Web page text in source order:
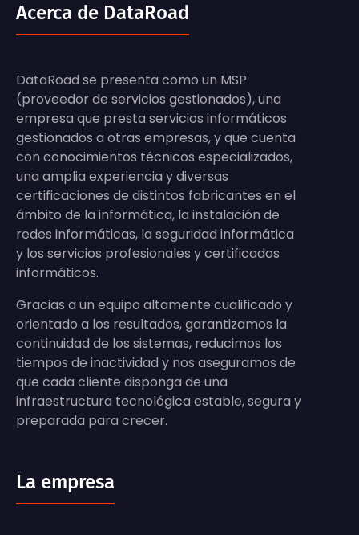
Acerca de DataRoad
DataRoad se presenta como un MSP
(proveedor de servicios gestionados), una
empresa que presta servicios informáticos
gestionados a otras empresas, y que cuenta
con conocimientos técnicos especializados,
una amplia experiencia y diversas
certificaciones de distintos fabricantes en el
ámbito de la informática, la instalación de
redes informáticas, la seguridad informática
y los servicios profesionales y certificados
informáticos.
Gracias a un equipo altamente cualificado y
orientado a los resultados, garantizamos la
continuidad de los sistemas, reducimos los
tiempos de inactividad y nos aseguramos de
que cada cliente disponga de una
infraestructura tecnológica estable, segura y
preparada para crecer.
La empresa